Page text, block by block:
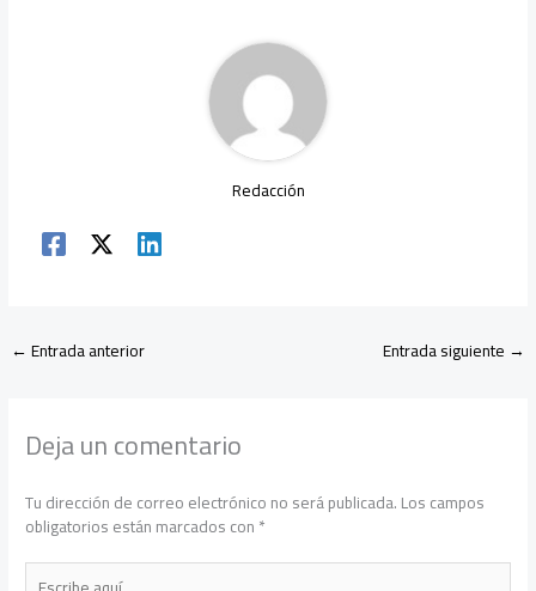
p
p
Redacción
←Entrada anterior Entrada siguiente →
Deja un comentario
Tu dirección de correo electrónico no será publicada.Los campos
obligatorios están marcados con*
Escribe